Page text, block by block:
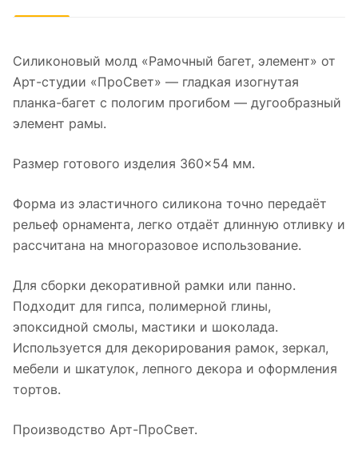
Силиконовый молд «Рамочный багет, элемент» от
Арт-студии «ПроСвет» — гладкая изогнутая
планка-багет с пологим прогибом — дугообразный
элемент рамы.
Размер готового изделия 360×54 мм.
Форма из эластичного силикона точно передаёт
рельеф орнамента, легко отдаёт длинную отливку и
рассчитана на многоразовое использование.
Для сборки декоративной рамки или панно.
Подходит для гипса, полимерной глины,
эпоксидной смолы, мастики и шоколада.
Используется для декорирования рамок, зеркал,
мебели и шкатулок, лепного декора и оформления
тортов.
Производство Арт-ПроСвет.